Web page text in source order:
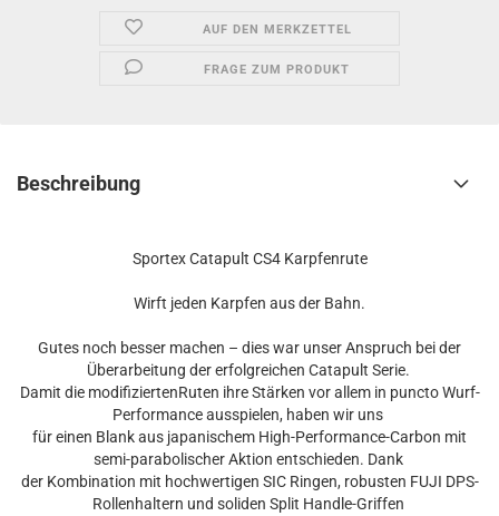
AUF DEN MERKZETTEL
FRAGE ZUM PRODUKT
Beschreibung
Sportex Catapult CS4 Karpfenrute
Wirft jeden Karpfen aus der Bahn.
Gutes noch besser machen – dies war unser Anspruch bei der
Überarbeitung der erfolgreichen Catapult Serie.
Damit die modifiziertenRuten ihre Stärken vor allem in puncto Wurf-
Performance ausspielen, haben wir uns
für einen Blank aus japanischem High-Performance-Carbon mit
semi-parabolischer Aktion entschieden. Dank
der Kombination mit hochwertigen SIC Ringen, robusten FUJI DPS-
Rollenhaltern und soliden Split Handle-Griffen